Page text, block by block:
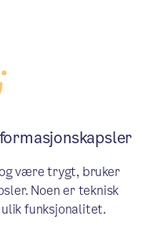
i Oslo
2026
være trygt, bruker
Noen er teknisk
funksjonalitet.